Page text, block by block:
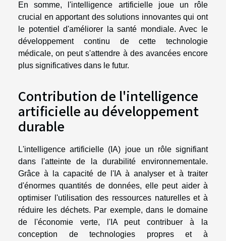
En somme, l'intelligence artificielle joue un rôle
crucial en apportant des solutions innovantes qui ont
le potentiel d'améliorer la santé mondiale. Avec le
développement continu de cette technologie
médicale, on peut s'attendre à des avancées encore
plus significatives dans le futur.
Contribution de l'intelligence
artificielle au développement
durable
L'intelligence artificielle (IA) joue un rôle signifiant
dans l'atteinte de la durabilité environnementale.
Grâce à la capacité de l'IA à analyser et à traiter
d'énormes quantités de données, elle peut aider à
optimiser l'utilisation des ressources naturelles et à
réduire les déchets. Par exemple, dans le domaine
de l'économie verte, l'IA peut contribuer à la
conception de technologies propres et à